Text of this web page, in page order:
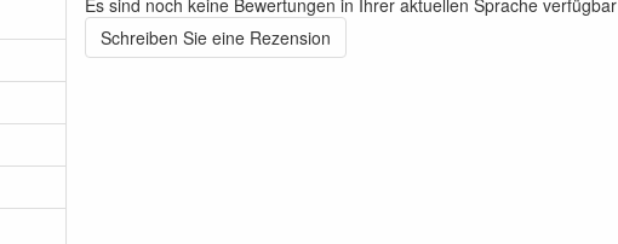
Es sind noch keine Bewertungen in Ihrer aktuellen Sprache verfügbar
Schreiben Sie eine Rezension